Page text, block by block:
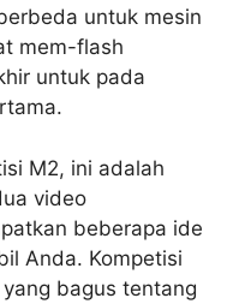
untuk mesin
mem-flash
untuk pada
M2, ini adalah
video
beberapa ide
Anda. Kompetisi
bagus tentang